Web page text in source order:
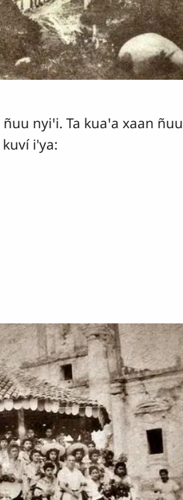
nyiꞌi. Ta kuaꞌa xaan ñuu
i'ya: